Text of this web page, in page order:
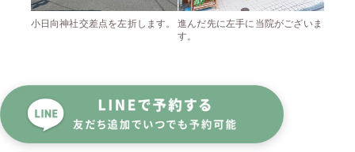
小日向神社交差点を左折します。
進んだ先に左手に当院がございま
す。